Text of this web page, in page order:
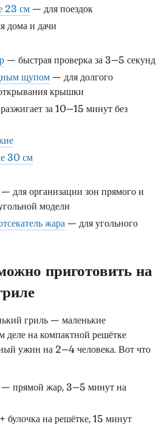
23 см — для поездок
дома и дачи
— быстрая проверка за 3–5 секунд
щупом — для долгого
крышки
за 10–15 минут без
30 см
— для организации зон прямого и
модели
жара — для угольного
приготовить на
гриль — маленькие
деле на компактной решётке
ужин на 2–4 человека. Вот что
— прямой жар, 3–5 минут на
булочка на решётке, 15 минут